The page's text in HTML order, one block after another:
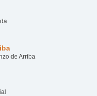
de Arriba